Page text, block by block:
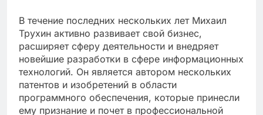
В течение последних нескольких лет Михаил
Трухин активно развивает свой бизнес,
расширяет сферу деятельности и внедряет
новейшие разработки в сфере информационных
технологий. Он является автором нескольких
патентов и изобретений в области
программного обеспечения, которые принесли
ему признание и почет в профессиональной